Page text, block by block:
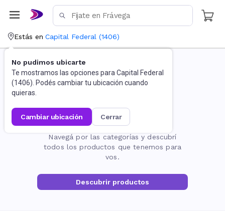
Estás en Capital Federal (1406)
No pudimos ubicarte
Te mostramos las opciones para Capital Federal
(1406). Podés cambiar tu ubicación cuando
quieras.
cambiar ubicación cerrar
La página no existe
Navegá por las categorías y descubrí
todos los productos que tenemos para
vos.
Descubrir productos